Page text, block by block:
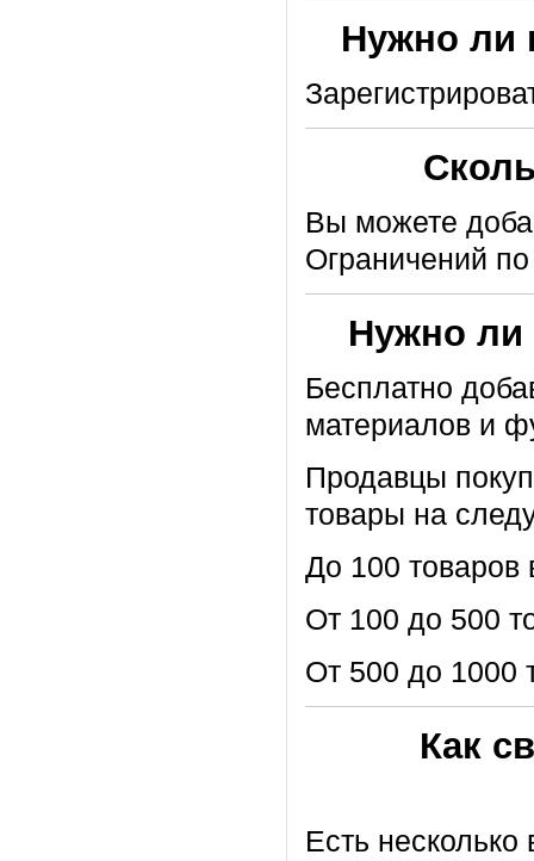
Нужно ли
Вы можете
Ограничений
Нужно ли
Бесплатно
материалов и
Продавцы
товары на
До 100 товаров
От 100 до 500
От 500 до 1000
Как
Есть